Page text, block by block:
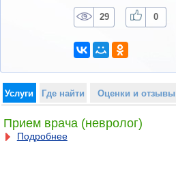
29 0
Услуги Где найти Оценки и отзывы
Прием врача (невролог)
Подробнее